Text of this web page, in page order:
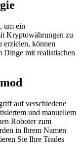
um ein
Kryptowährungen zu
erzielen, können
Dinge mit realistischen
auf verschiedene
und manuellem
Roboter zum
in Ihrem Namen
Sie Ihre Trades